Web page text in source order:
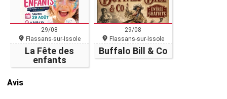
29/08
Flassans-sur-Issole
La Fête des
enfants
29/08
Flassans-sur-Issole
Buffalo Bill & Co
Avis